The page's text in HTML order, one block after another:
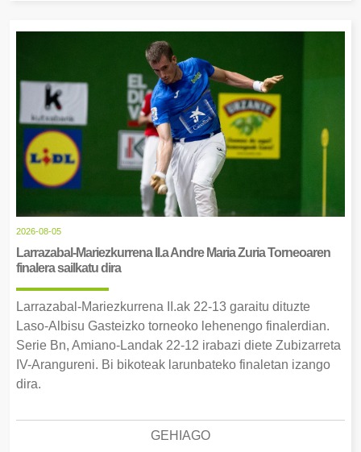
2026-08-05
Larrazabal-Mariezkurrena II.a Andre Maria Zuria Torneoaren
finalera sailkatu dira
Larrazabal-Mariezkurrena II.ak 22-13 garaitu dituzte
Laso-Albisu Gasteizko torneoko lehenengo finalerdian.
Serie Bn, Amiano-Landak 22-12 irabazi diete Zubizarreta
IV-Arangureni. Bi bikoteak larunbateko finaletan izango
dira.
GEHIAGO